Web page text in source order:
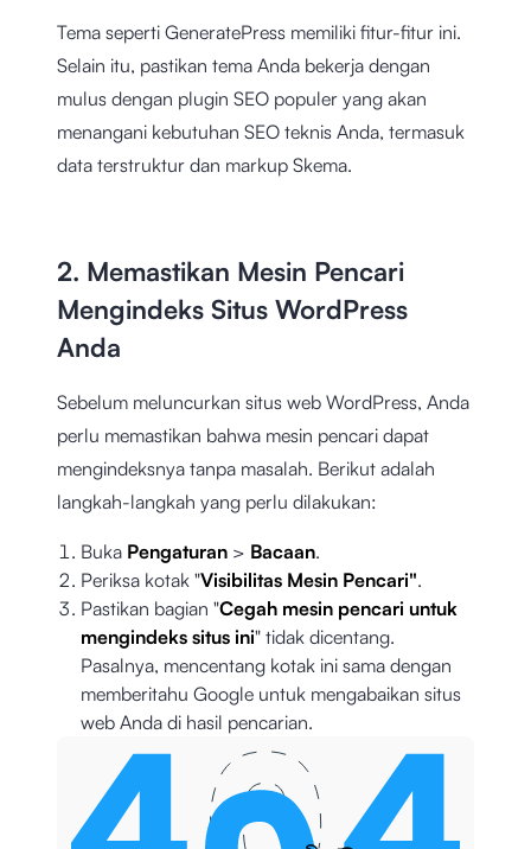
Tema seperti GeneratePress memiliki fitur-fitur ini.
Selain itu, pastikan tema Anda bekerja dengan
mulus dengan plugin SEO populer yang akan
menangani kebutuhan SEO teknis Anda, termasuk
data terstruktur dan markup Skema.
2. Memastikan Mesin Pencari
Mengindeks Situs WordPress
Anda
Sebelum meluncurkan situs web WordPress, Anda
perlu memastikan bahwa mesin pencari dapat
mengindeksnya tanpa masalah. Berikut adalah
langkah-langkah yang perlu dilakukan:
Buka Pengaturan > Bacaan.
Periksa kotak "Visibilitas Mesin Pencari".
Pastikan bagian "Cegah mesin pencari untuk
mengindeks situs ini" tidak dicentang.
Pasalnya, mencentang kotak ini sama dengan
memberitahu Google untuk mengabaikan situs
web Anda di hasil pencarian.